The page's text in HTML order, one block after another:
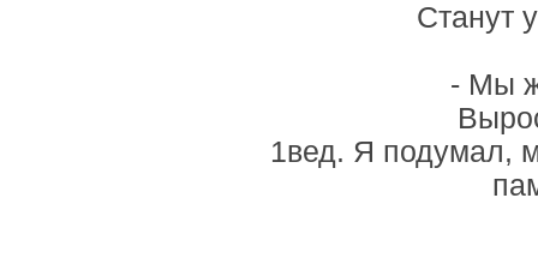
Станут
- Мы
1вед. Я подумал,